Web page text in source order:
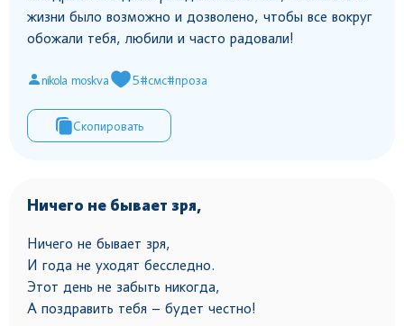
жизни было возможно и дозволено, чтобы все вокруг
обожали тебя, любили и часто радовали!
nikola moskva 5#смс#проза
Скопировать
Ничего не бывает зря,
Ничего не бывает зря,
И года не уходят бесследно.
Этот день не забыть никогда,
А поздравить тебя – будет честно!